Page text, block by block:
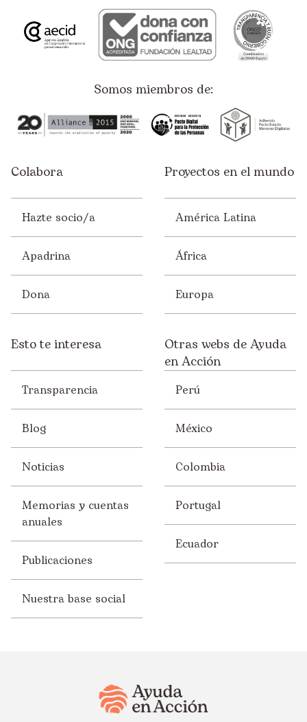
Somos miembros de:
Colabora
Hazte socio/a
Apadrina
Dona
Proyectos en el mundo
América Latina
África
Europa
Esto te interesa
Transparencia
Blog
Noticias
Memorias y cuentas
anuales
Publicaciones
Nuestra base social
Otras webs de Ayuda
en Acción
Perú
México
Colombia
Portugal
Ecuador